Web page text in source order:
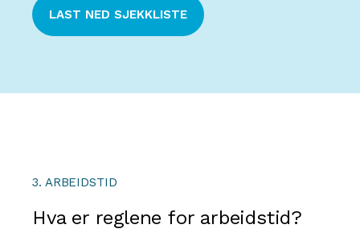
LAST NED SJEKKLISTE
3. ARBEIDSTID
Hva er reglene for arbeidstid?